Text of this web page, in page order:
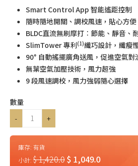
Smart Control App 智能遙距控制
隨時隨地開關、調校風速，貼心方便
BLDC直流無刷摩打︰節能、靜音、
SlimTower 專利(1)纖巧設計，纖瘦
90° 自動搖擺廣角送風，促進空氣對
無葉空氣加壓技術，風力超強
9 段風速調校，風力強弱隨心選擇
數量
-
+
庫存: 有貨
小計: $ 1,420.0$ 1,049.0